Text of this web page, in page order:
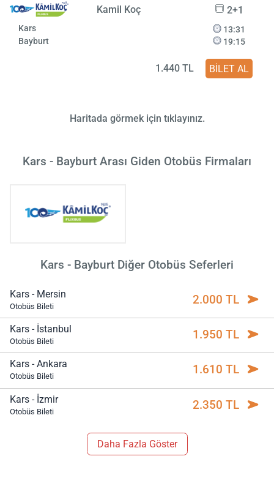
Kamil Koç 2+1
Kars
Bayburt
13:31
19:15
1.440 TL BİLET AL
Haritada görmek için tıklayınız.
Kars - Bayburt Arası Giden Otobüs Firmaları
Kars - Bayburt Diğer Otobüs Seferleri
Kars - Mersin
Otobüs Bileti 2.000 TL
Kars - İstanbul
Otobüs Bileti 1.950 TL
Kars - Ankara
Otobüs Bileti 1.610 TL
Kars - İzmir
Otobüs Bileti 2.350 TL
Daha Fazla Göster